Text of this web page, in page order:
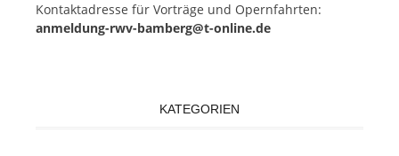
Kon­takt­adres­se für Vor­trä­ge und Opern­fahr­ten:
anmeldung-rwv-bamberg@t-online.de
KATEGORIEN